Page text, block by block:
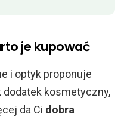
je kupować
i optyk proponuje
dodatek kosmetyczny,
da Ci dobra